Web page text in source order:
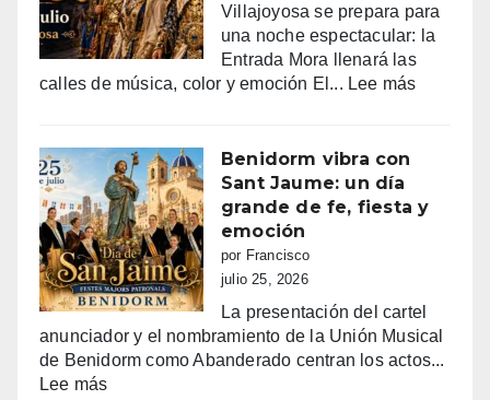
AL
18
DE
AGOSTO
Villajoyosa se prepara para
una noche espectacular: la
Entrada Mora llenará las
calles de música, color y emoción El... Lee más:
Benidorm vibra con
Sant Jaume: un día
grande de fe, fiesta y
emoción
por Francisco
julio 25, 2026
La presentación del cartel
anunciador y el nombramiento de la Unión Musical
de Benidorm como Abanderado centran los actos...
Lee más: